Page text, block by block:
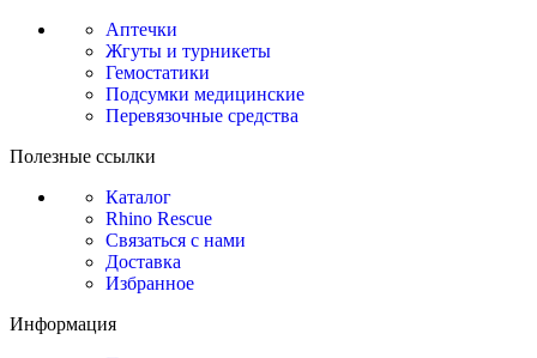
Аптечки
Жгуты и турникеты
Гемостатики
Подсумки медицинские
Перевязочные средства
Полезные ссылки
Каталог
Rhino Rescue
Связаться с нами
Доставка
Избранное
Информация